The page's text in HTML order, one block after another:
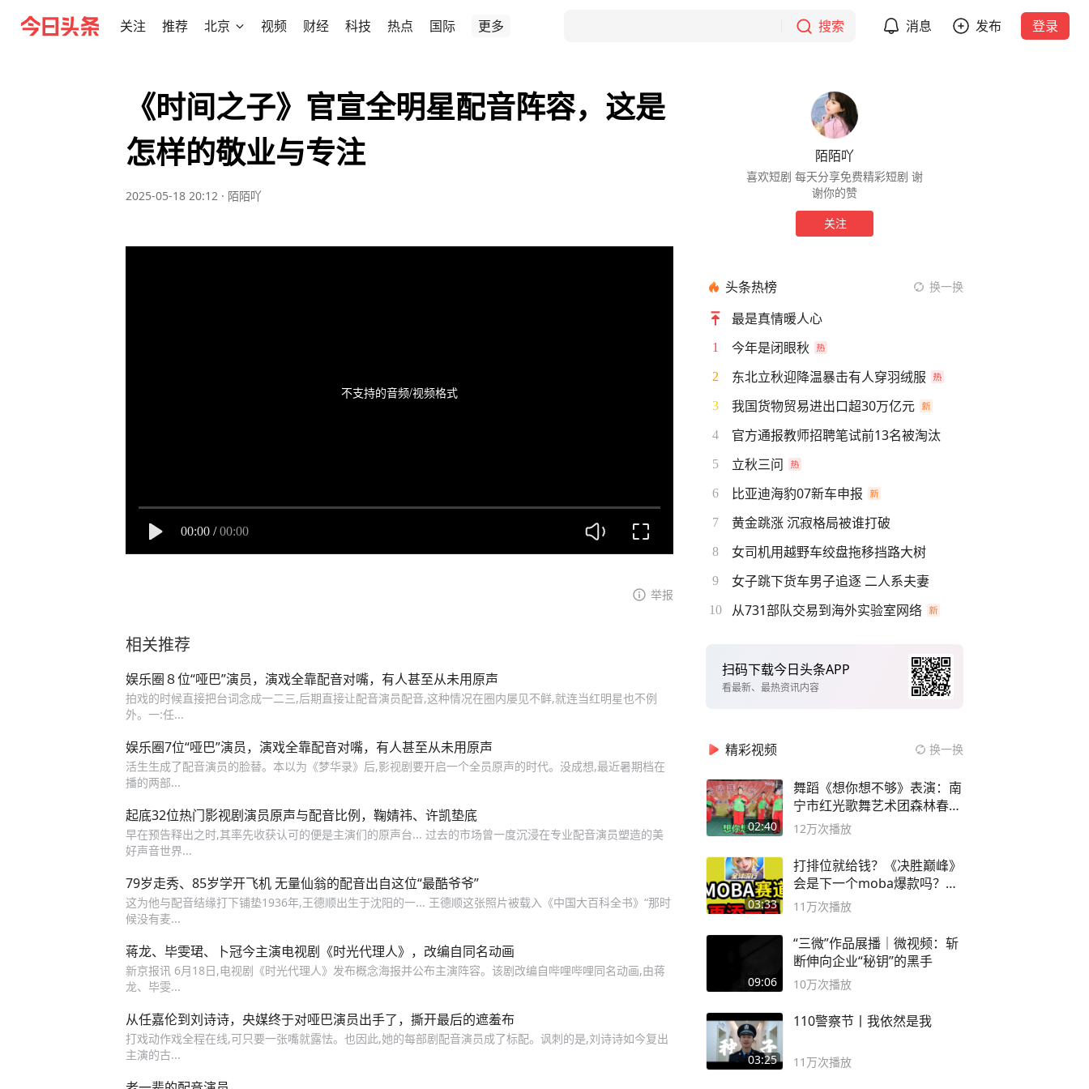
关注 推荐 北京 视频 财经 科技 热点 国际 更多 搜索 消息 发布 登录
《时间之子》官宣全明星配音阵容，这是
怎样的敬业与专注
2025-05-18 20:12 · 陌陌吖
不支持的音频/视频格式
00:00 / 00:00
举报
相关推荐
娱乐圈８位“哑巴”演员，演戏全靠配音对嘴，有人甚至从未用原声
拍戏的时候直接把台词念成一二三,后期直接让配音演员配音,这种情况在圈内屡见不鲜,就连当红明星也不例
外。一:任...
娱乐圈7位“哑巴”演员，演戏全靠配音对嘴，有人甚至从未用原声
活生生成了配音演员的脸替。本以为《梦华录》后,影视剧要开启一个全员原声的时代。没成想,最近暑期档在
播的两部...
起底32位热门影视剧演员原声与配音比例，鞠婧祎、许凯垫底
早在预告释出之时,其率先收获认可的便是主演们的原声台... 过去的市场曾一度沉浸在专业配音演员塑造的美
好声音世界...
79岁走秀、85岁学开飞机 无量仙翁的配音出自这位“最酷爷爷”
这为他与配音结缘打下铺垫1936年,王德顺出生于沈阳的一... 王德顺这张照片被载入《中国大百科全书》“那时
候没有麦...
蒋龙、毕雯珺、卜冠今主演电视剧《时光代理人》，改编自同名动画
新京报讯 6月18日,电视剧《时光代理人》发布概念海报并公布主演阵容。该剧改编自哔哩哔哩同名动画,由蒋
龙、毕雯...
从任嘉伦到刘诗诗，央媒终于对哑巴演员出手了，撕开最后的遮羞布
打戏动作戏全程在线,可只要一张嘴就露怯。也因此,她的每部剧配音演员成了标配。讽刺的是,刘诗诗如今复出
主演的古...
陌陌吖
喜欢短剧 每天分享免费精彩短剧 谢
谢你的赞
关注
头条热榜 换一换
最是真情暖人心
1 今年是闭眼秋
2 东北立秋迎降温暴击有人穿羽绒服
3 我国货物贸易进出口超30万亿元
4 官方通报教师招聘笔试前13名被淘汰
5 立秋三问
6 比亚迪海豹07新车申报
7 黄金跳涨 沉寂格局被谁打破
8 女司机用越野车绞盘拖移挡路大树
9 女子跳下货车男子追逐 二人系夫妻
10 从731部队交易到海外实验室网络
扫码下载今日头条APP
看最新、最热资讯内容
精彩视频 换一换
02:40
舞蹈《想你想不够》表演：南
宁市红光歌舞艺术团森林春红
舞蹈队。
12万次播放
03:33
打排位就给钱？《决胜巅峰》
会是下一个moba爆款吗？#
决胜巅峰
11万次播放
09:06
“三微”作品展播｜微视频：斩
断伸向企业“秘钥”的黑手
10万次播放
03:25
110警察节丨我依然是我
11万次播放